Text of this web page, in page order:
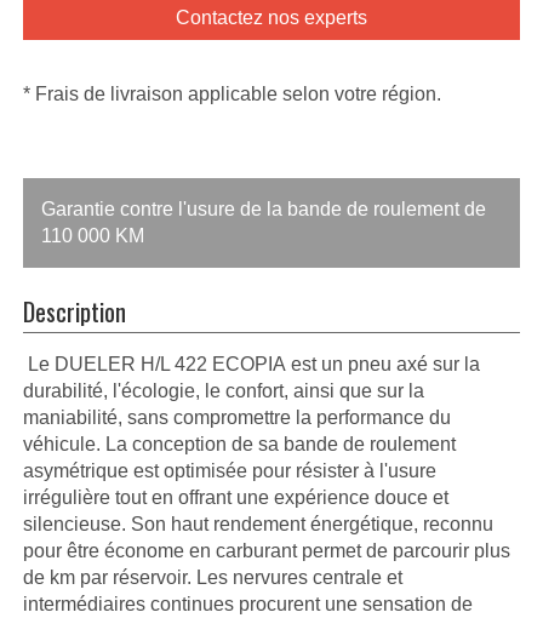
Contactez nos experts
* Frais de livraison applicable selon votre région.
Garantie contre l'usure de la bande de roulement de
110 000 KM
Description
Le DUELER H/L 422 ECOPIA est un pneu axé sur la
durabilité, l'écologie, le confort, ainsi que sur la
maniabilité, sans compromettre la performance du
véhicule. La conception de sa bande de roulement
asymétrique est optimisée pour résister à l'usure
irrégulière tout en offrant une expérience douce et
silencieuse. Son haut rendement énergétique, reconnu
pour être économe en carburant permet de parcourir plus
de km par réservoir. Les nervures centrale et
intermédiaires continues procurent une sensation de